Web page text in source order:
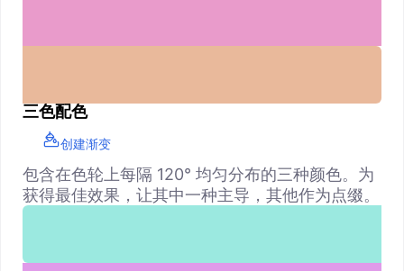
三色配色
创建渐变
包含在色轮上每隔 120° 均匀分布的三种颜色。为
获得最佳效果，让其中一种主导，其他作为点缀。